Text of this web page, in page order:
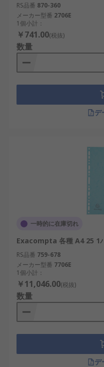
RS品番 870-360
メーカー型番 2706E
1個小計：
￥741.00(税抜)
数量
デ
一時的に在庫切れ
Exacompta 各種 A4 25 1
RS品番 759-678
メーカー型番 7706E
1個小計：
￥11,046.00(税抜)
数量
デ